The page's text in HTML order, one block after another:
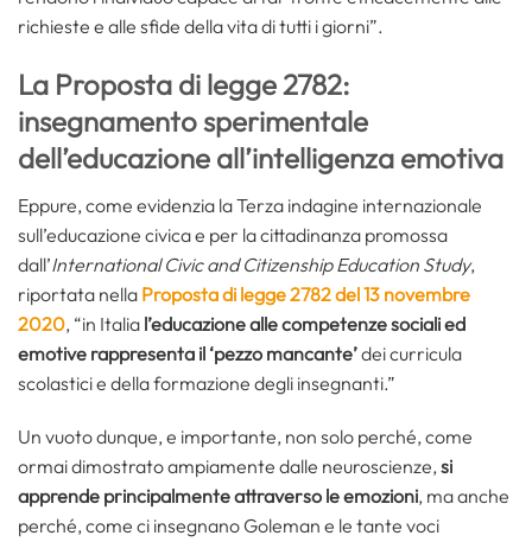
richieste e alle sfide della vita di tutti i giorni”.
La Proposta di legge 2782:
insegnamento sperimentale
dell’educazione all’intelligenza emotiva
Eppure, come evidenzia la Terza indagine internazionale
sull’educazione civica e per la cittadinanza promossa
dall’International Civic and Citizenship Education Study,
riportata nella Proposta di legge 2782 del 13 novembre
2020, “in Italia l’educazione alle competenze sociali ed
emotive rappresenta il ‘pezzo mancante’dei curricula
scolastici e della formazione degli insegnanti.”
Un vuoto dunque, e importante, non solo perché, come
ormai dimostrato ampiamente dalle neuroscienze,si
apprende principalmente attraverso le emozioni, ma anche
perché, come ci insegnano Goleman e le tante voci